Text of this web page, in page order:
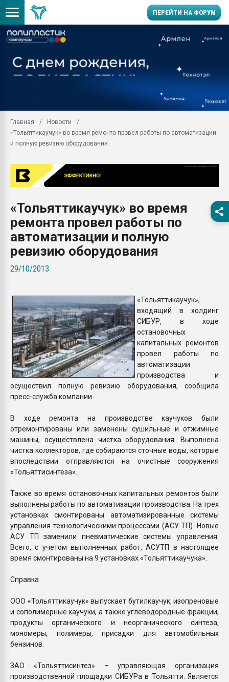
ПЕРЕЙТИ НА ФОРУМ
заводу пластмасс"
первый план в
28.07.2026
ситуацией на
Всё, что касается
бутылок
Главная
Новости
«Тольяттикаучук» во время ремонта провел работы по автоматизации
и полную ревизию оборудования
«Тольяттикаучук» во время
ремонта провел работы по
автоматизации и полную
ревизию оборудования
29/10/2013
«Тольяттикаучук»,
входящий в холдинг
СИБУР, в ходе
остановочных
капитальных ремонтов
провел работы по
автоматизации
производства и
осуществил полную ревизию оборудования, сообщила
пресс-служба компании.
В ходе ремонта на производстве каучуков были
отремонтированы или заменены сушильные и отжимные
машины, осуществлена чистка оборудования. Выполнена
чистка коллекторов, где собираются сточные воды, которые
впоследствии отправляются на очистные сооружения
«Тольяттисинтеза».
Также во время остановочных капитальных ремонтов были
выполнены работы по автоматизации производства. На трех
установках смонтированы автоматизированные системы
управления технологическими процессами (АСУ ТП). Новые
АСУ ТП заменили пневматические системы управления.
Всего, с учетом выполненных работ, АСУТП в настоящее
время смонтированы на 9 установках «Тольяттикаучука».
Справка
ООО «Тольяттикаучук» выпускает бутилкаучук, изопреновые
и сополимерные каучуки, а также углеводородные фракции,
продукты органического и неорганического синтеза,
мономеры, полимеры, присадки для автомобильных
бензинов.
ЗАО «Тольяттисинтез» – управляющая организация
производственной площадки СИБУРа в Тольятти. Является